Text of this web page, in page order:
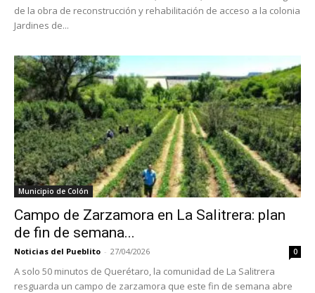
de la obra de reconstrucción y rehabilitación de acceso a la colonia
Jardines de...
Municipio de Colón
Campo de Zarzamora en La Salitrera: plan
de fin de semana...
Noticias del Pueblito - 27/04/2026 0
A solo 50 minutos de Querétaro, la comunidad de La Salitrera
resguarda un campo de zarzamora que este fin de semana abre